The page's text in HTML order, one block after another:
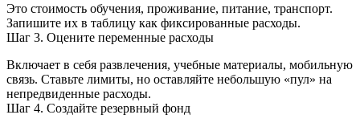
Это стоимость обучения, проживание, питание, транспорт.
Запишите их в таблицу как фиксированные расходы.
Шаг 3. Оцените переменные расходы
Включает в себя развлечения, учебные материалы, мобильную
связь. Ставьте лимиты, но оставляйте небольшую «пул» на
непредвиденные расходы.
Шаг 4. Создайте резервный фонд